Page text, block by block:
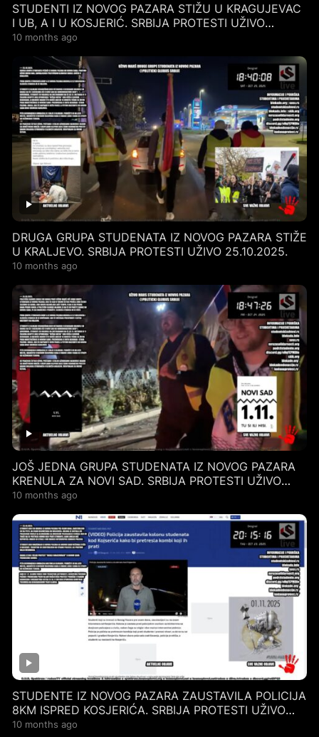
STUDENTI IZ NOVOG PAZARA STIŽU U KRAGUJEVAC
I UB, A I U KOSJERIĆ. SRBIJA PROTESTI UŽIVO
26.10.2025.
10 months ago
DRUGA GRUPA STUDENATA IZ NOVOG PAZARA STIŽE
U KRALJEVO. SRBIJA PROTESTI UŽIVO 25.10.2025.
10 months ago
JOŠ JEDNA GRUPA STUDENATA IZ NOVOG PAZARA
KRENULA ZA NOVI SAD. SRBIJA PROTESTI UŽIVO
24.10.2025.
10 months ago
STUDENTE IZ NOVOG PAZARA ZAUSTAVILA POLICIJA
8KM ISPRED KOSJERIĆA. SRBIJA PROTESTI UŽIVO
23.10.2025.
10 months ago